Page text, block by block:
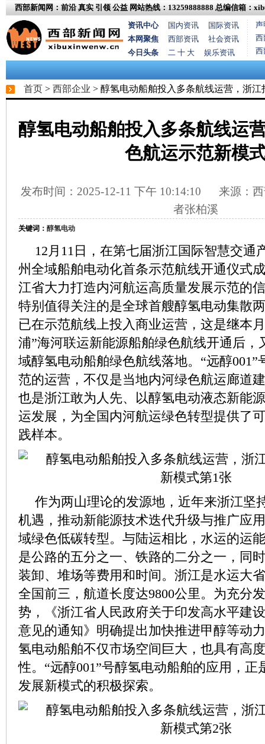
西部新闻网：前沿 真实 引领 公益 网站热线：13259888888 总编信箱：
资讯中心
国内资讯
国际资讯
本网聚焦
西部资讯
社会资讯
今日头条
二 十 大 娱乐资讯
声
西
西
首页 > 西部企业 > 醇氢电动船舶投入多条航线运营，浙
醇氢电动船舶投入多条航线运
色航运示范新模
发布时间：2025-12-11 下午 10:14:10 来源：西
者张柏溪
关键词： 醇氢电动
12月11日，在第七届浙江国际智慧交通
州全域船舶电动化首条示范航线开通仪式
江省大力打造内河航运高质量发展示范的
特别值得关注的是全球首艘醇氢电动集散
已在示范航线上投入商业运营，这是继本
浦”海河联运新能源船舶绿色航线开通后，
域醇氢电动船舶绿色航线落地。“远醇001”
范的运营，不仅是当地内河绿色航运廊道
也是浙江敢为人先、以醇氢电动液态新能
运发展，为全国内河航运绿色转型提供了
践样本。
作为两山理论的发源地，近年来浙江坚
机遇，推动新能源技术迭代升级与推广应
域绿色低碳转型。与陆运相比，水运的运
是公路的五分之一、铁路的二分之一，同
装卸、堆场等费用和时间。浙江是水运大
全国前三，航道长度达9800公里。为充分
势，《浙江省人民政府关于印发高水平建
意见的通知》明确提出加快推进甲醇等动
氢电动船舶不仅市场空间巨大，也具有高
性。“远醇001”号醇氢电动船舶的应用，正
发展新模式的积极探索。